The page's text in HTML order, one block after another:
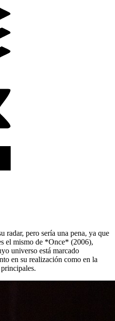
radar, pero sería una pena, ya que
el mismo de *Once* (2006),
universo está marcado
en su realización como en la